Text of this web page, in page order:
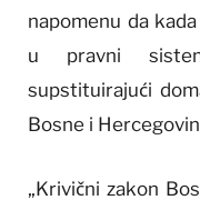
napomenu da
u pravni
supstituirajući
Bosne i
„Krivični zakon